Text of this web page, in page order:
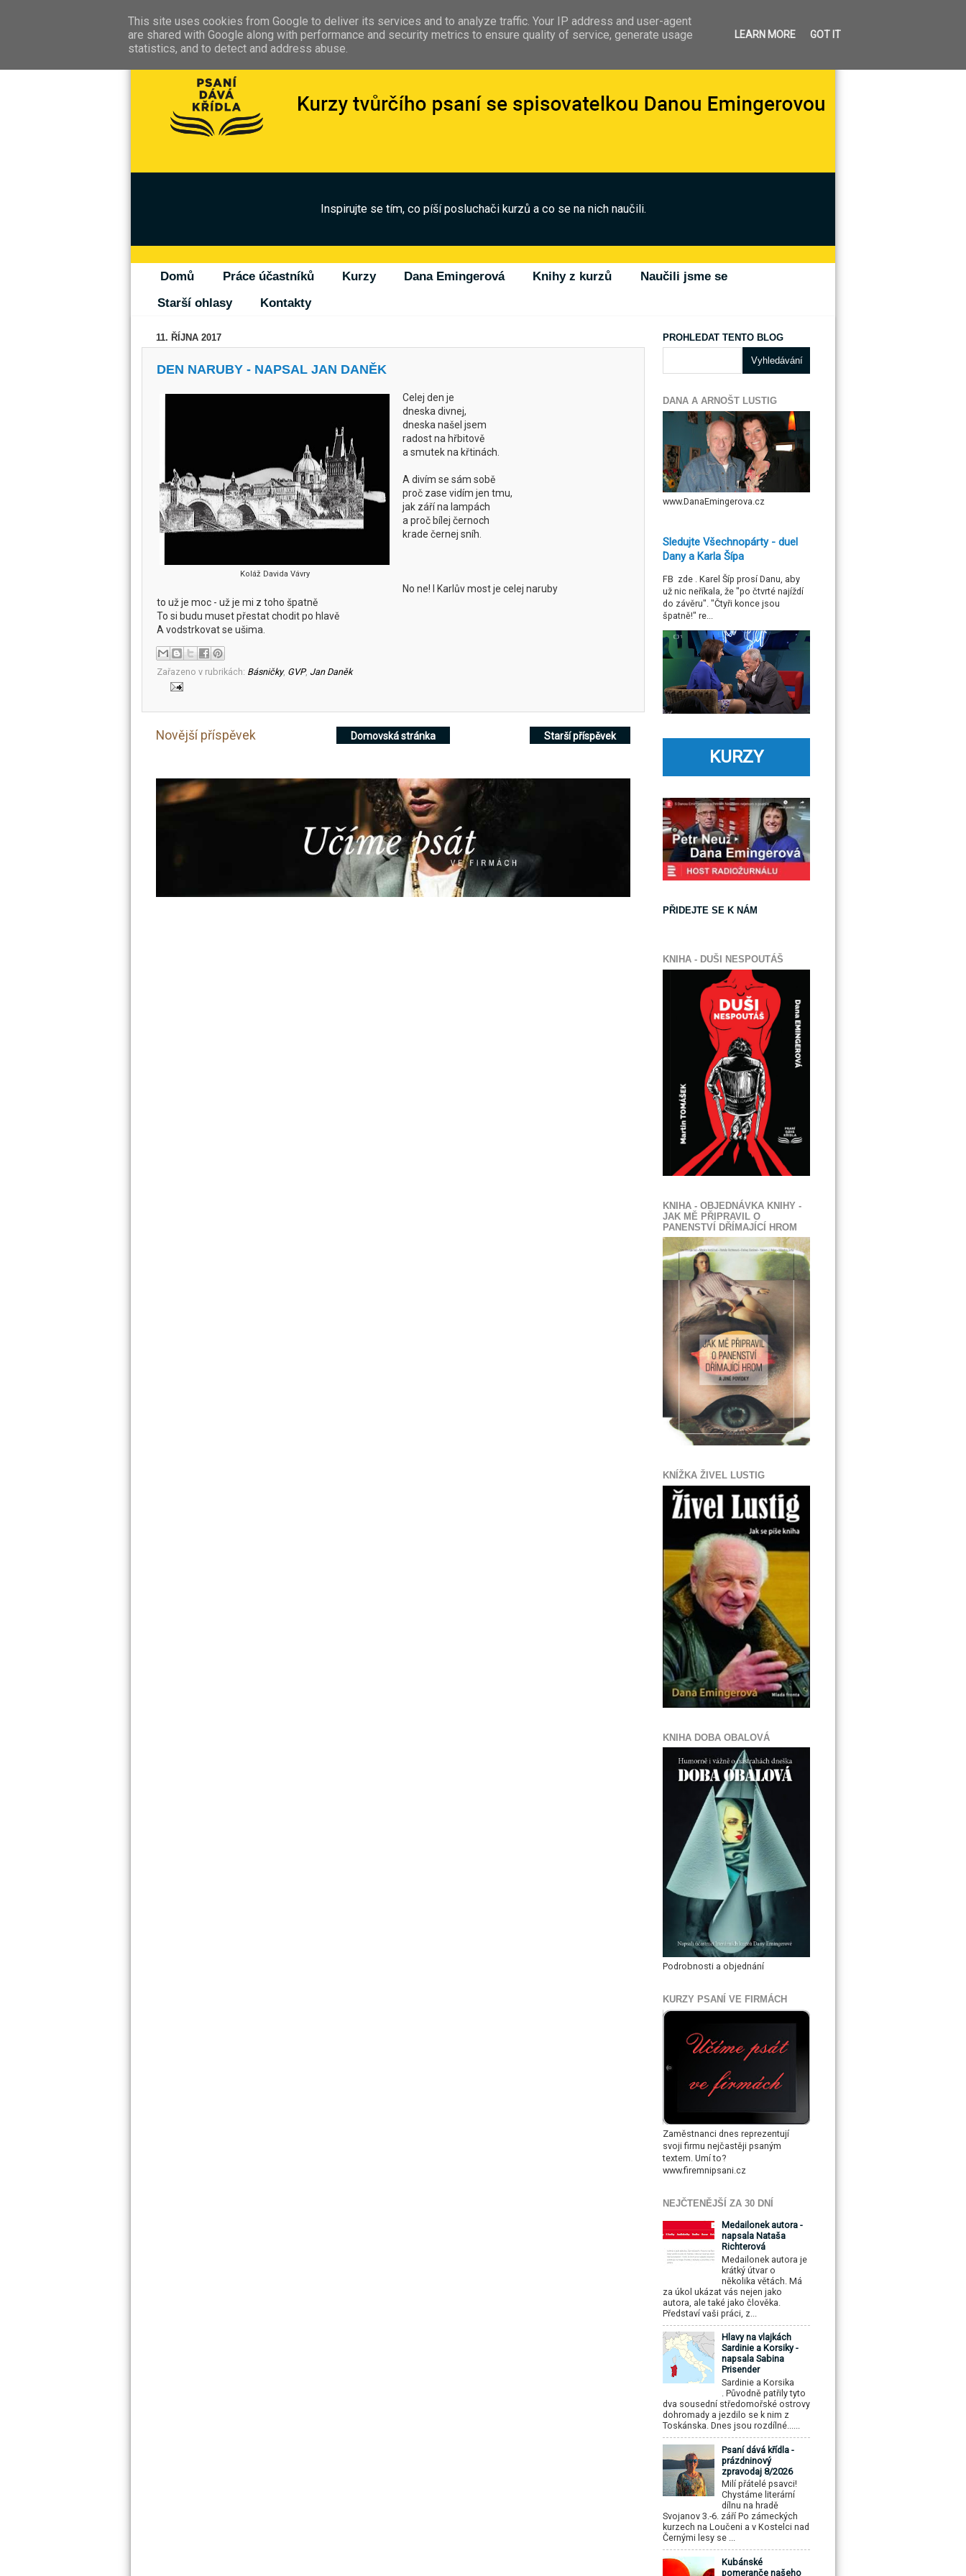
Inspirujte se tím, co píší posluchači kurzů a co se na nich naučili.
Domů Práce účastníků Kurzy Dana Emingerová Knihy z kurzů
Naučili jsme se
Starší ohlasy
Kontakty
11. ŘÍJNA 2017
DEN NARUBY - NAPSAL JAN DANĚK
Koláž Davida Vávry
Celej den je
dneska divnej,
dneska našel jsem
radost na hřbitově
a smutek na křtinách.
A divím se sám sobě
proč zase vidím jen tmu,
jak září na lampách
a proč bílej černoch
krade černej sníh.
No ne! I Karlův most je celej naruby
to už je moc - už je mi z toho špatně
To si budu muset přestat chodit po hlavě
A vodstrkovat se ušima.
Zařazeno v rubrikách: Básničky, GVP, Jan Daněk
Novější příspěvek Starší příspěvek
Domovská stránka
PROHLEDAT TENTO BLOG
DANA A ARNOŠT LUSTIG
www.DanaEmingerova.cz
Sledujte Všechnopárty - duel
Dany a Karla Šípa
FB zde . Karel Šíp prosí Danu, aby
už nic neříkala, že "po čtvrté najíždí
do závěru". "Čtyři konce jsou
špatně!" re...
KURZY
PŘIDEJTE SE K NÁM
KNIHA - DUŠI NESPOUTÁŠ
KNIHA - OBJEDNÁVKA KNIHY -
JAK MĚ PŘIPRAVIL O
PANENSTVÍ DŘÍMAJÍCÍ HROM
KNÍŽKA ŽIVEL LUSTIG
KNIHA DOBA OBALOVÁ
Podrobnosti a objednání
KURZY PSANÍ VE FIRMÁCH
Zaměstnanci dnes reprezentují
svoji firmu nejčastěji psaným
textem. Umí to?
www.firemnipsani.cz
NEJČTENĚJŠÍ ZA 30 DNÍ
Medailonek autora -
napsala Nataša
Richterová
Medailonek autora je
krátký útvar o
několika větách. Má
za úkol ukázat vás nejen jako
autora, ale také jako člověka.
Představí vaši práci, z...
Hlavy na vlajkách
Sardinie a Korsiky -
napsala Sabina
Prisender
Sardinie a Korsika
. Původně patřily tyto
dva sousední středomořské ostrovy
dohromady a jezdilo se k nim z
Toskánska. Dnes jsou rozdílné......
Psaní dává křídla -
prázdninový
zpravodaj 8/2026
Milí přátelé psavci!
Chystáme literární
dílnu na hradě
Svojanov 3.-6. září Po zámeckých
kurzech na Loučeni a v Kostelci nad
Černými lesy se ...
Kubánské
pomeranče našeho
This site uses cookies from Google to deliver its services and to analyze traffic. Your IP address and user-agent
are shared with Google along with performance and security metrics to ensure quality of service, generate usage
statistics, and to detect and address abuse.
LEARN MORE GOT IT